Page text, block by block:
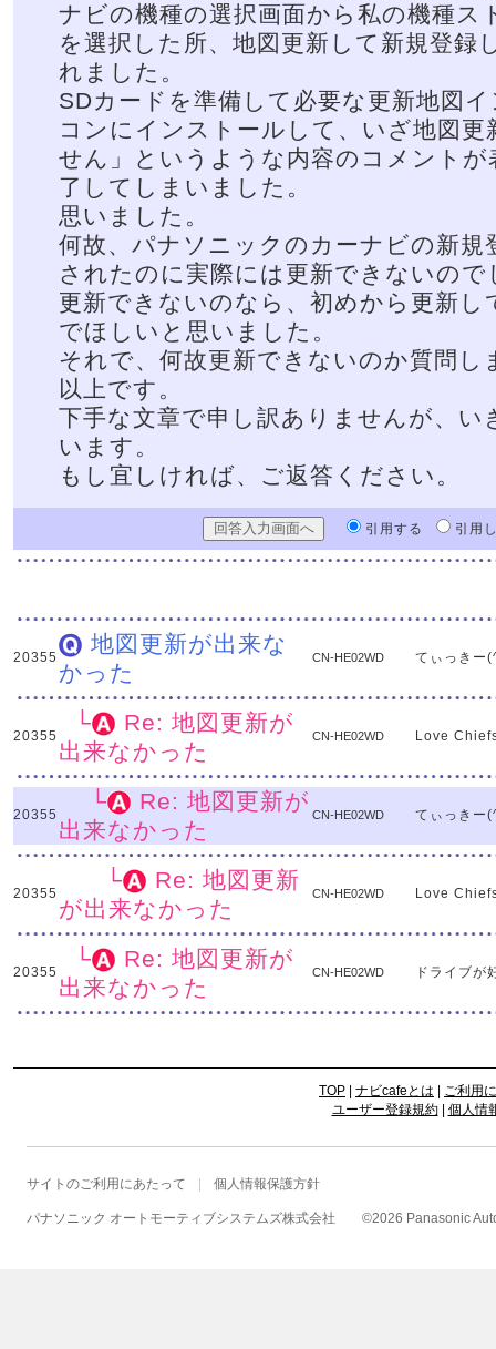
ナビの機種の選択画面から私の機種ス
を選択した所、地図更新して新規登録
れました。
SDカードを準備して必要な更新地図
コンにインストールして、いざ地図
せん」というような内容のコメント
了してしまいました。
思いました。
何故、パナソニックのカーナビの新規
されたのに実際には更新できないので
更新できないのなら、初めから更新
でほしいと思いました。
それで、何故更新できないのか質問し
以上です。
下手な文章で申し訳ありませんが、
います。
もし宜しければ、ご返答ください。
引用する 引用
20355
地図更新が出来な
かった
CN-HE02WD てぃっきー
20355
└
Re: 地図更新が
出来なかった
CN-HE02WD Love
20355
└
Re: 地図更新が
出来なかった
CN-HE02WD てぃっきー
20355
└
Re: 地図更新
が出来なかった
CN-HE02WD Love
20355
└
Re: 地図更新が
出来なかった
CN-HE02WD ドライブが
TOP ナビcafeとは
ご利用
ユーザー登録規約| 個人情
サイトのご利用にあたって 個人情報保護方針
パナソニック オートモーティブシステムズ株式会社 ©2026 Panasonic